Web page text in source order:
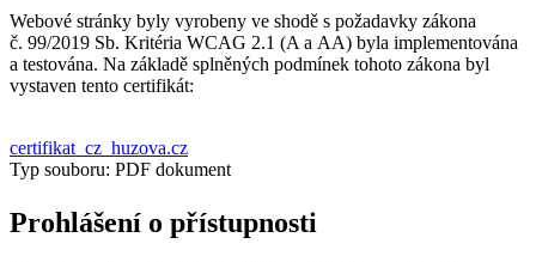
Webové stránky byly vyrobeny ve shodě s požadavky zákona
č. 99/2019 Sb. Kritéria WCAG 2.1 (A a AA) byla implementována
a testována. Na základě splněných podmínek tohoto zákona byl
vystaven tento certifikát:
certifikat_cz_huzova.cz
Typ souboru: PDF dokument
Prohlášení o přístupnosti